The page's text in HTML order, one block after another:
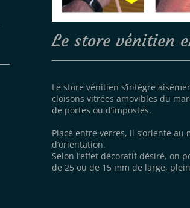
Le store vénitien
Le store vénitien s’intègre
cloisons vitrées amovibles du
de portes ou d’impostes.
Placé entre verres, il s’oriente au
d’orientation.
Selon l’effet décoratif désiré, on
de 25 ou de 15 mm de large,